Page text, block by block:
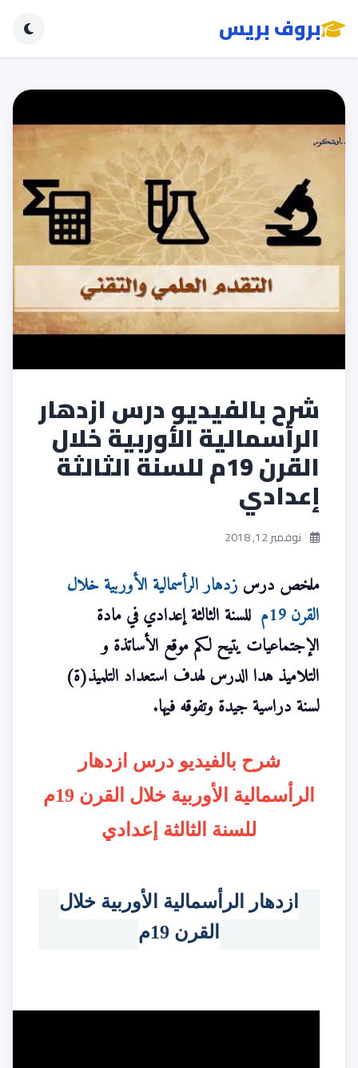
بروف بريس
شرح بالفيديو درس ازدهار
الرأسمالية الأوربية خلال
القرن 19م للسنة الثالثة
إعدادي
نوفمبر 12, 2018
ملخص درس زدهار الرأسمالية الأوربية خلال
القرن 19م
للسنة الثالثة إعدادي في مادة
الإجتماعيات يتيح لكمموقع الأساتذة و
التلاميذهدا الدرس لهدف استعداد التلميذ(ة)
لسنة دراسية جيدة وتفوقه فيها.
شرح بالفيديو درس ازدهار
الرأسمالية الأوربية خلال القرن 19م
للسنة الثالثة إعدادي
ازدهار الرأسمالية الأوربية خلال
القرن 19م